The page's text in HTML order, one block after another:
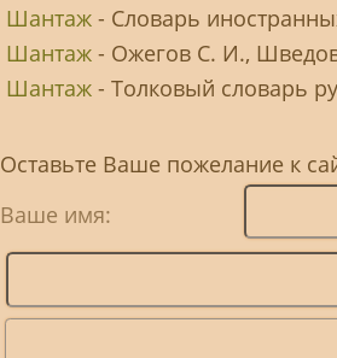
Шантаж- Словарь
Шантаж- Ожегов С. И.,
Шантаж- Толковый словарь
Оставьте Ваше пожелание к
Ваше имя: